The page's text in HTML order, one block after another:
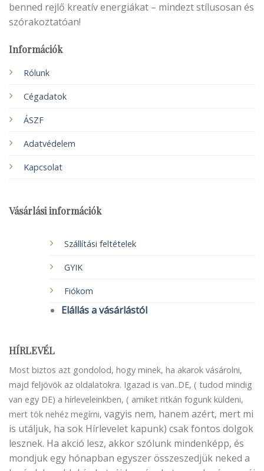
benned rejlő kreatív energiákat – mindezt stílusosan és
szórakoztatóan!
Információk
Rólunk
Cégadatok
ÁSZF
Adatvédelem
Kapcsolat
Vásárlási információk
Szállítási feltételek
GYIK
Fiókom
Elállás a vásárlástól
HÍRLEVÉL
Most biztos azt gondolod, hogy minek, ha akarok vásárolni,
majd feljövök az oldalatokra. Igazad is van..DE, ( tudod mindig
van egy DE) a hírleveleinkben, ( amiket ritkán fogunk küldeni,
mert tök nehéz megírni, vagyis nem, hanem azért, mert mi
is utáljuk, ha sok Hírlevelet kapunk) csak fontos dolgok
lesznek. Ha akció lesz, akkor szólunk mindenképp, és
mondjuk egy hónapban egyszer összeszedjük neked a